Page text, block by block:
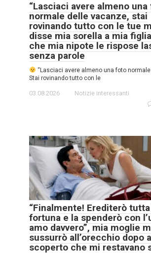
“Lasciaci avere almeno
normale delle vacanze, stai
rovinando tutto con le tue
disse mia sorella a mia
che mia nipote le rispose
senza parole
“Lasciaci avere almeno una foto
Stai rovinando tutto con le
03.08.2026
Notizie interessanti
“Finalmente! Erediterò
fortuna e la spenderò con
amo davvero”, mia moglie
sussurrò all’orecchio dopo
scoperto che mi restavano